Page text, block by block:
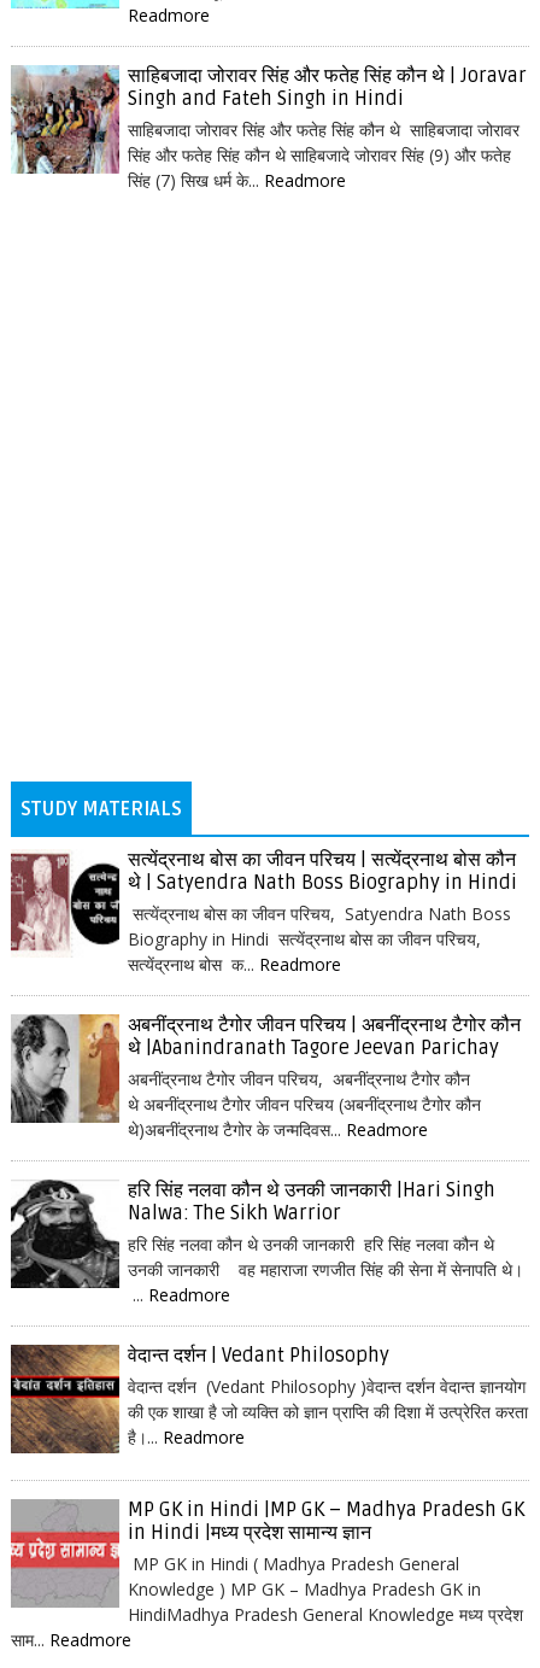
Readmore
साहिबजादा जोरावर सिंह और फतेह सिंह कौन थे | Joravar
Singh and Fateh Singh in Hindi
साहिबजादा जोरावर सिंह और फतेह सिंह कौन थे साहिबजादा जोरावर
सिंह और फतेह सिंह कौन थे साहिबजादे जोरावर सिंह (9) और फतेह
सिंह (7) सिख धर्म के... Readmore
STUDY MATERIALS
सत्येंद्रनाथ बोस का जीवन परिचय | सत्येंद्रनाथ बोस कौन
थे | Satyendra Nath Boss Biography in Hindi
सत्येंद्रनाथ बोस का जीवन परिचय, Satyendra Nath Boss
Biography in Hindi सत्येंद्रनाथ बोस का जीवन परिचय,
सत्येंद्रनाथ बोस क... Readmore
अबनींद्रनाथ टैगोर जीवन परिचय | अबनींद्रनाथ टैगोर कौन
थे |Abanindranath Tagore Jeevan Parichay
अबनींद्रनाथ टैगोर जीवन परिचय, अबनींद्रनाथ टैगोर कौन
थे अबनींद्रनाथ टैगोर जीवन परिचय (अबनींद्रनाथ टैगोर कौन
थे)अबनींद्रनाथ टैगोर के जन्मदिवस... Readmore
हरि सिंह नलवा कौन थे उनकी जानकारी |Hari Singh
Nalwa: The Sikh Warrior
हरि सिंह नलवा कौन थे उनकी जानकारी हरि सिंह नलवा कौन थे
उनकी जानकारी वह महाराजा रणजीत सिंह की सेना में सेनापति थे।
... Readmore
वेदान्त दर्शन | Vedant Philosophy
वेदान्त दर्शन (Vedant Philosophy )वेदान्त दर्शन वेदान्त ज्ञानयोग
की एक शाखा है जो व्यक्ति को ज्ञान प्राप्ति की दिशा में उत्प्रेरित करता
है।... Readmore
MP GK in Hindi |MP GK – Madhya Pradesh GK
in Hindi |मध्य प्रदेश सामान्य ज्ञान
MP GK in Hindi ( Madhya Pradesh General
Knowledge ) MP GK – Madhya Pradesh GK in
HindiMadhya Pradesh General Knowledge मध्य प्रदेश
साम... Readmore